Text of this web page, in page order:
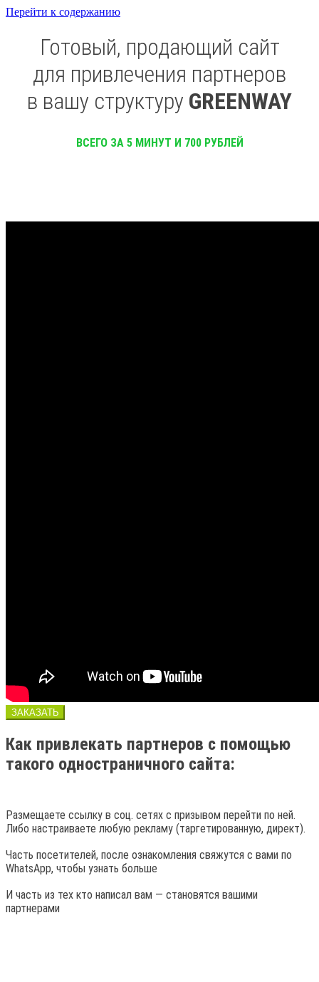
Перейти к содержанию
Готовый, продающий сайт
для привлечения партнеров
в вашу структуру GREENWAY
ВСЕГО ЗА 5 МИНУТ И 700 РУБЛЕЙ
ЗАКАЗАТЬ
Как привлекать партнеров с помощью
такого одностраничного сайта:
Размещаете ссылку в соц. сетях с призывом перейти по ней.
Либо настраиваете любую рекламу (таргетированную, директ).
Часть посетителей, после ознакомления свяжутся с вами по
WhatsApp, чтобы узнать больше
И часть из тех кто написал вам — становятся вашими
партнерами